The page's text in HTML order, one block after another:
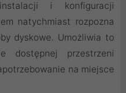
i konfiguracji
natychmiast rozpozna
dyskowe. Umożliwia to
dostępnej przestrzeni
na miejsce